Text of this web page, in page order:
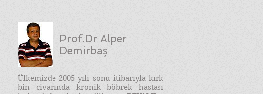
Prof.Dr Alper
Demirbaş
Ülkemizde 2005 yılı sonu itibarıyla kırk
bin civarında kronik böbrek hastası